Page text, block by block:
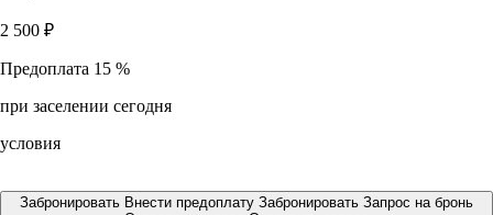
2 500 ₽
Предоплата 15 %
при заселении сегодня
условия
Забронировать Внести предоплату Забронировать Запрос на бронь